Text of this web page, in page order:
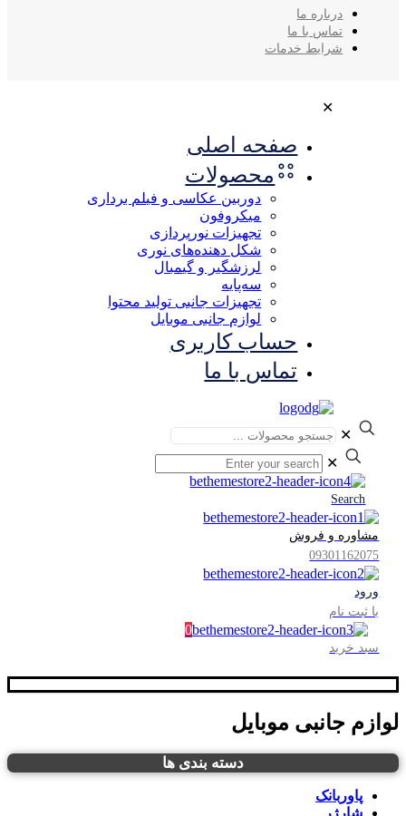
درباره ما
تماس با ما
شرایط خدمات
✕
صفحه اصلی
محصولات
دوربین عکاسی و فیلم برداری
میکروفون
تجهیزات نورپردازی
شکل‌ دهنده‌های نوری
لرزشگیر و گیمبال
سه‌پایه
تجهیزات جانبی تولید محتوا
لوازم جانبی موبایل
حساب کاربری
تماس با ما
✕
✕
Search
مشاوره و فروش
09301162075
ورود
یا ثبت نام
0
سبد خرید
لوازم جانبی موبایل
دسته بندی ها
پاوربانک